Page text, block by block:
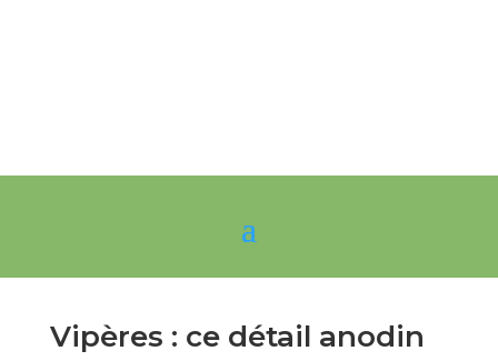
Vipères : ce détail anodin